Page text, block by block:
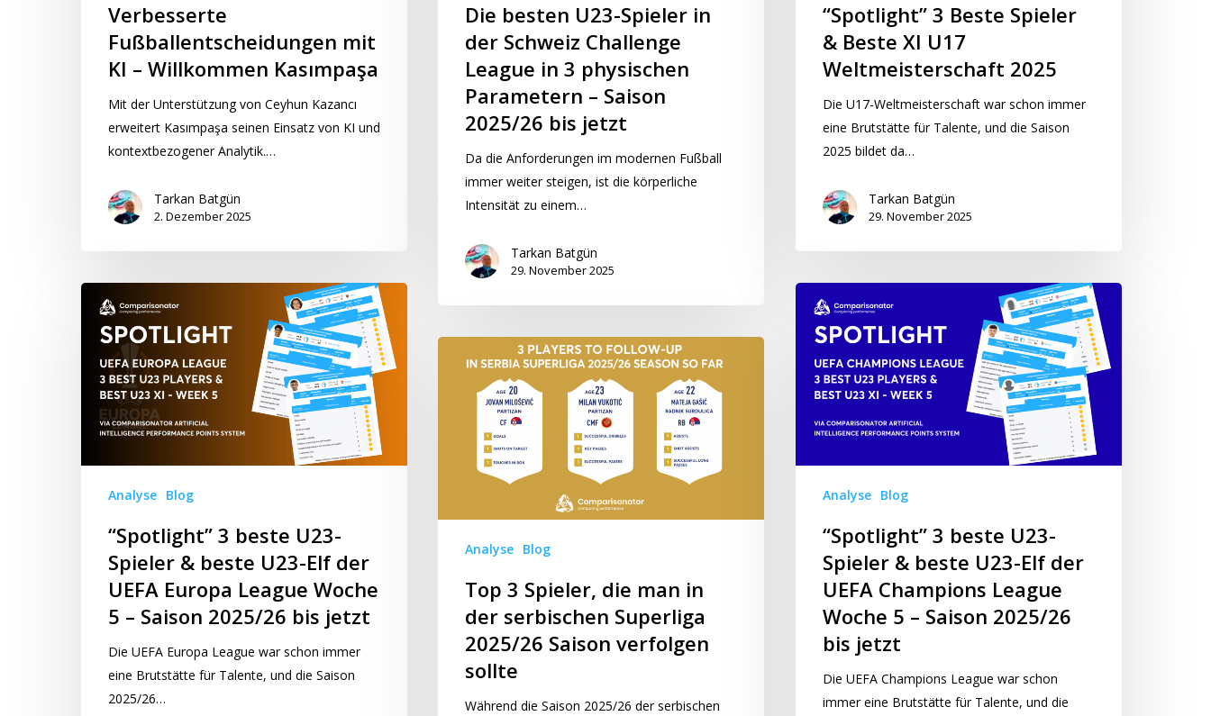
Verbesserte
Fußballentscheidungen mit
KI – Willkommen Kasımpaşa
Mit der Unterstützung von Ceyhun Kazancı
erweitert Kasımpaşa seinen Einsatz von KI und
kontextbezogener Analytik.…
Tarkan Batgün
2. Dezember 2025
Parametern
Saison
2025/26
Die besten U23-Spieler in
der Schweiz Challenge
League in 3 physischen
Parametern – Saison
2025/26 bis jetzt
Da die Anforderungen im modernen Fußball
immer weiter steigen, ist die körperliche
Intensität zu einem…
Tarkan Batgün
29. November 2025
“Spotlight” 3 Beste Spieler
& Beste XI U17
Weltmeisterschaft 2025
Die U17-Weltmeisterschaft war schon immer
eine Brutstätte für Talente, und die Saison
2025 bildet da…
Tarkan Batgün
29. November 2025
beste
U23-
Spieler
beste
UEFA
League
Woche
Saison
2025/26
Analyse Blog
“Spotlight” 3 beste U23-
Spieler & beste U23-Elf der
UEFA Europa League Woche
5 – Saison 2025/26 bis jetzt
Die UEFA Europa League war schon immer
eine Brutstätte für Talente, und die Saison
2025/26…
beste
U23-
Spieler
beste
UEFA
Champions
League
Woche
Analyse Blog
“Spotlight” 3 beste U23-
Spieler & beste U23-Elf der
UEFA Champions League
Woche 5 – Saison 2025/26
bis jetzt
Die UEFA Champions League war schon
immer eine Brutstätte für Talente, und die
Spieler,
2025/26
Saison
verfolgen
sollte
Analyse Blog
Top 3 Spieler, die man in
der serbischen Superliga
2025/26 Saison verfolgen
sollte
Während die Saison 2025/26 der serbischen